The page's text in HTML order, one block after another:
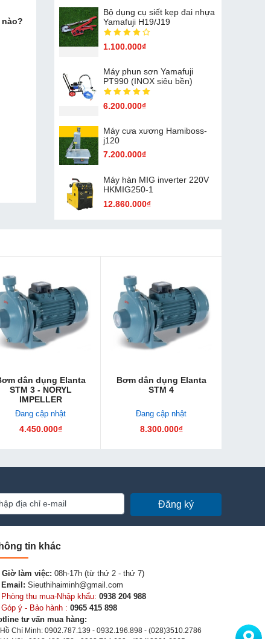
Bộ dụng cụ siết kẹp đai nhựa
Yamafuji H19/J19
1.100.000₫
Máy phun sơn Yamafuji
PT990 (INOX siêu bền)
6.200.000₫
Máy cưa xương Hamiboss-
j120
7.200.000₫
Máy hàn MIG inverter 220V
HKMIG250-1
12.860.000₫
dân dụng Elanta
STM 3 - NORYL
IMPELLER
Đang cập nhật
4.450.000₫
Bơm dân dụng Elanta
STM 4
Đang cập nhật
8.300.000₫
Đăng ký
tin khác
Giờ làm việc: 08h-17h (từ thứ 2 - thứ 7)
Sieuthihaiminh@gmail.com
Phòng thu mua-Nhập khẩu: 0938 204 988
Góp ý - Bảo hành : 0965 415 898
tư vấn mua hàng:
Hồ Chí Minh: 0902.787.139 - 0932.196.898 - (028)3510.2786